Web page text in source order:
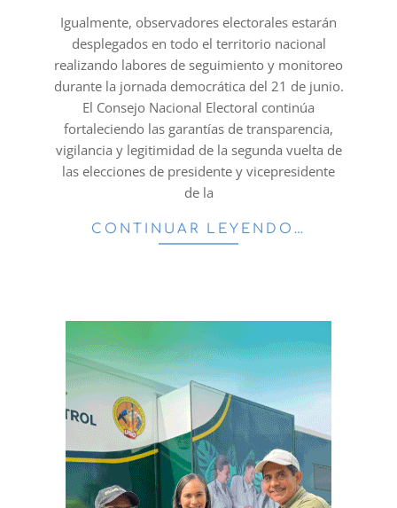
16Igualmente, observadores electorales estarán
desplegados en todo el territorio nacional
realizando labores de seguimiento y monitoreo
durante la jornada democrática del 21 de junio.
El Consejo Nacional Electoral continúa
fortaleciendo las garantías de transparencia,
vigilancia y legitimidad de la segunda vuelta de
las elecciones de presidente y vicepresidente
de la
CONTINUAR LEYENDO…